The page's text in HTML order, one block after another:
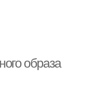
образа